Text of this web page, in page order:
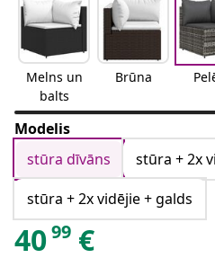
Melns un
balts
Brūna
Modelis
stūra dīvāns
stūra + 2x
stūra + 2x vidējie + galds
4099 €